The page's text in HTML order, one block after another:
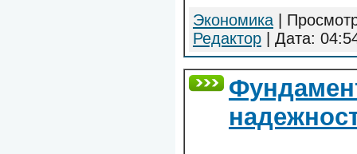
Экономика |
Редактор | Дата: